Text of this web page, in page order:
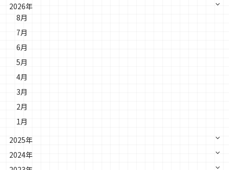
2026年
8月
7月
6月
5月
4月
3月
2月
1月
2025年
2024年